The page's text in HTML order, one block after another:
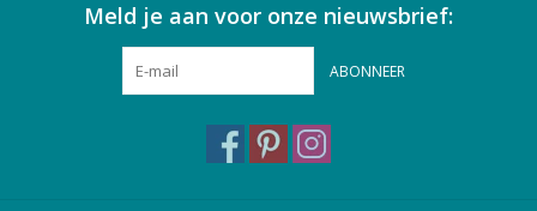
Meld je aan voor onze nieuwsbrief:
ABONNEER